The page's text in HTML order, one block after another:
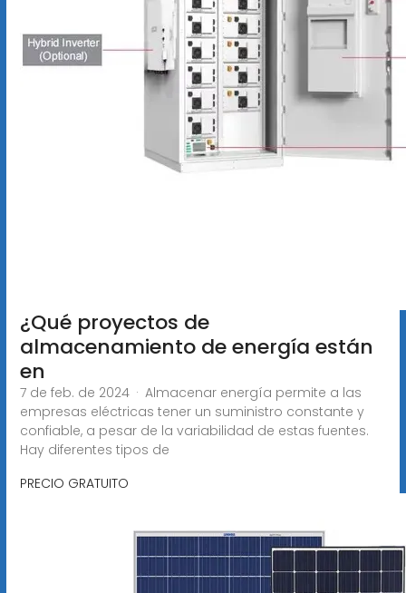
¿Qué proyectos de
almacenamiento de energía están
en
7 de feb. de 2024 · Almacenar energía permite a las
empresas eléctricas tener un suministro constante y
confiable, a pesar de la variabilidad de estas fuentes.
Hay diferentes tipos de
PRECIO GRATUITO